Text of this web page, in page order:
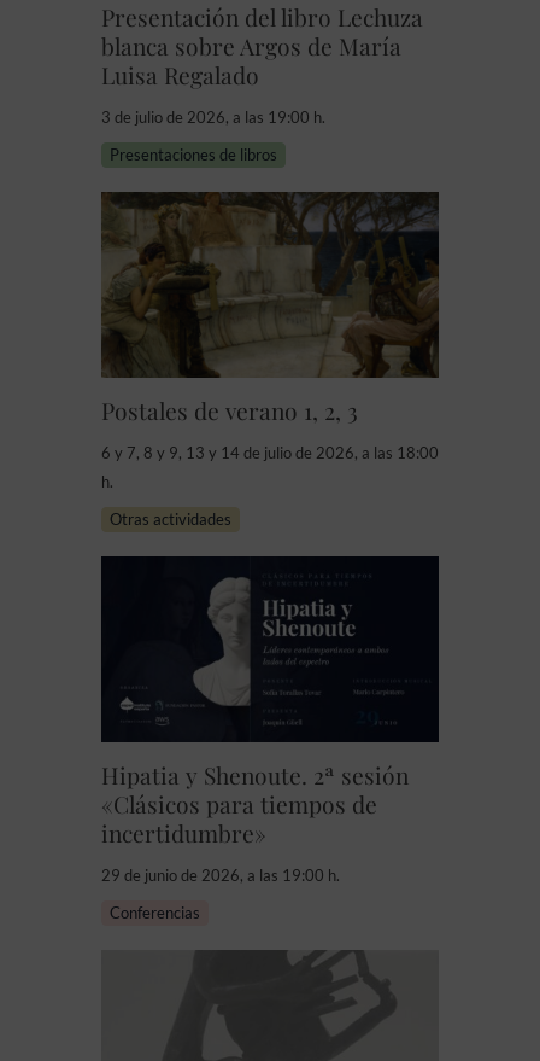
Presentación del libro Lechuza
blanca sobre Argos de María
Luisa Regalado
3 de julio de 2026, a las 19:00 h.
Presentaciones de libros
Postales de verano 1, 2, 3
6 y 7, 8 y 9, 13 y 14 de julio de 2026, a las 18:00
h.
Otras actividades
Hipatia y Shenoute. 2ª sesión
«Clásicos para tiempos de
incertidumbre»
29 de junio de 2026, a las 19:00 h.
Conferencias